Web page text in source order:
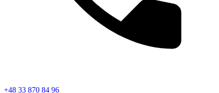
+48 33 870 84 96